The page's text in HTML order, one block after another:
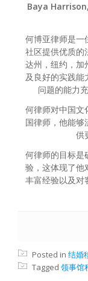
Baya Harrison,
何博亚律师是一
社区提供优质的
达州，纽约，加
及良好的实践能
问题的能力
何律师对中国文
国律师，他能够
供
何律师的目标是
验，这体现了他
丰富经验以及对
Posted in 结婚
Tagged 领事馆